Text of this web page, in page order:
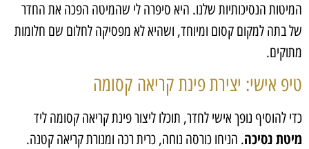
המיטות הנסיכותיות שלנו. היא סיפרה לי שהמיטה הפכה את החדר
של בתה למקום קסום ומיוחד, ושהיא לא מפסיקה לחלום שם חלומות
מתוקים.
טיפ אישי: יצירת פינת קריאה קסומה
כדי להוסיף נופך אישי לחדר, תוכלו ליצור פינת קריאה קסומה ליד
מיטת נסיכה. הניחו כורסה נוחה, כרית רכה ומנורת קריאה קטנה.